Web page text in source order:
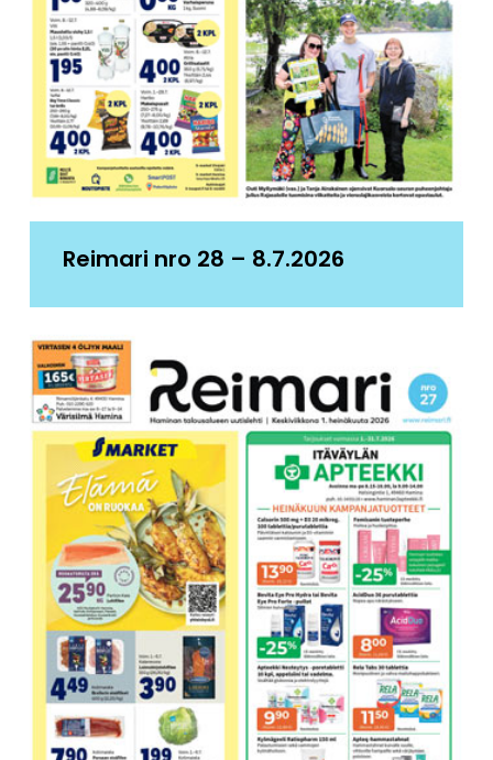
Reimari nro 28 – 8.7.2026